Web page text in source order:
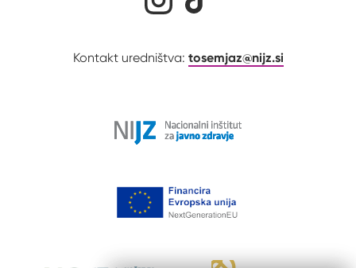
Kontakt uredništva: tosemjaz@nijz.si